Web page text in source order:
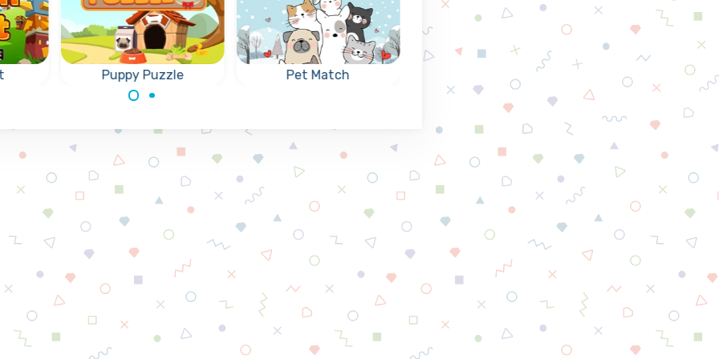
a
Puppy Puzzle
rompecabezas de
Pet Match
imágenes de
mascotas iguales y
elimínalas todas.
Juego de combinar 2:
antes de que el
minero sea aplastado.
Totem Blast
Haz colapsar los
antes de que
la cima.